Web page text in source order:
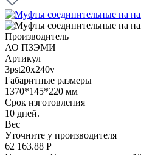
Производитель
АО ПЗЭМИ
Артикул
3pst20x240v
Габаритные размеры
1370*145*220 мм
Срок изготовления
10 дней.
Вес
Уточните у производителя
62 163.88 Р